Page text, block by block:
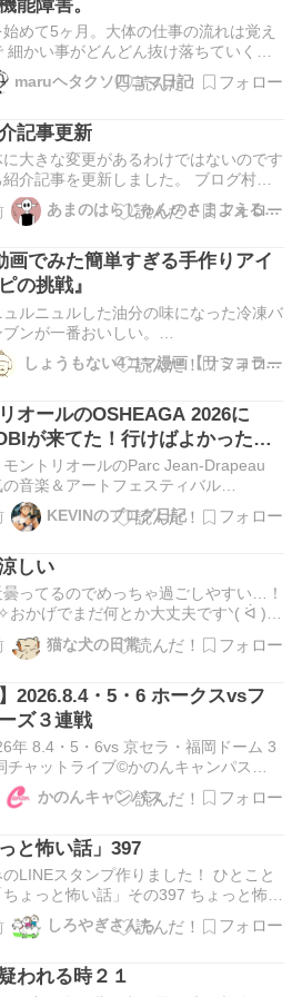
めて5ヶ月。大体の仕事の流れは覚え
細かい事がどんどん抜け落ちていく。
の日でちょっとした変更を求められる
としたプチパニックに陥り できるよ
多く、先日は上司にあたる方がため
でこん…
maruヘタクソ四コマ日記
記事更新
に大きな変更があるわけではないのです
介記事を更新しました。 ブログ村の
グに参加中。応援の１クリックお願いし
んブログ村人気ブログランキング
あまのはらじゅんのさまよえる日常
画でみた簡単すぎる手作りアイ
の挑戦』
ュルニュルした油分の味になった冷凍バ
ンが一番おいしい。
今日も
と気を抜いたら、無理なくゆっくりい
援…
しょうもない4コマ漫画【サミコライフ】
オールのOSHEAGA 2026に
が来てた！行けばよかったか
モントリオールのParc Jean-Drapeau
の音楽＆アートフェスティバル
2026」が開催されました。 今年の
31日から8月2日までの3日間。
KEVINのブログ日記
しい
曇ってるのでめっちゃ過ごしやすい…！
いいね送信中です×※コメントは最大
5回まで送信できます送信送信中です
猫な犬の日常
】2026.8.4・5・6 ホークスvsフ
ズ３連戦
年 8.4・5・6vs 京セラ・福岡ドーム 3
チャットライブ©かのんキャンパス
since20160819 「ゲームは楽
に人迷惑かけずに」 「仕事は真面目
かのんキャンパス
っと怖い話」397
LINEスタンプ作りました！ ひとこと
ょっと怖い話」その397 ちょっと怖い
とめました キュンとした出来事50話ま
ひとこと体験談の電子書籍です全巻
のDMで教えて下さい！
しろやぎさんち
われる時２１